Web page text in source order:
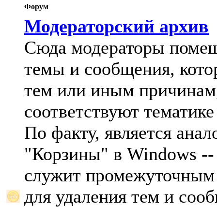
Форум
Модераторский архив
Сюда модераторы
темы и сообщения,
тем или иным
соответствуют
По факту, является
"Корзины" в Windows --
служит промежуточным
для удаления тем и